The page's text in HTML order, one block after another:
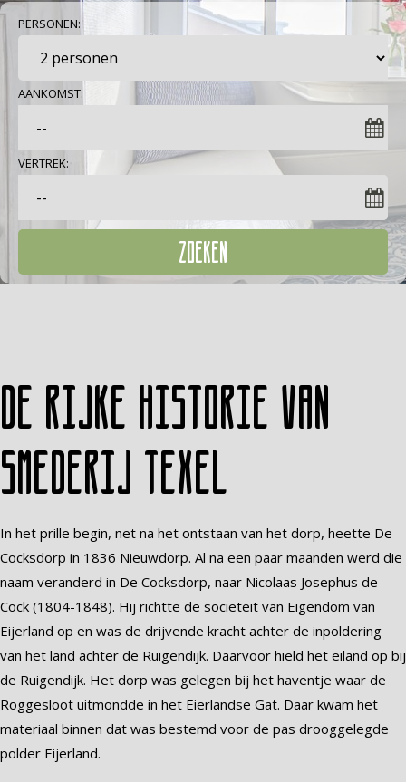
PERSONEN:
AANKOMST:
VERTREK:
ZOEKEN
De rijke historie van
Smederij Texel
In het prille begin, net na het ontstaan van het dorp, heette De
Cocksdorp in 1836 Nieuwdorp. Al na een paar maanden werd die
naam veranderd in De Cocksdorp, naar Nicolaas Josephus de
Cock (1804-1848). Hij richtte de sociëteit van Eigendom van
Eijerland op en was de drijvende kracht achter de inpoldering
van het land achter de Ruigendijk. Daarvoor hield het eiland op bij
de Ruigendijk. Het dorp was gelegen bij het haventje waar de
Roggesloot uitmondde in het Eierlandse Gat. Daar kwam het
materiaal binnen dat was bestemd voor de pas drooggelegde
polder Eijerland.